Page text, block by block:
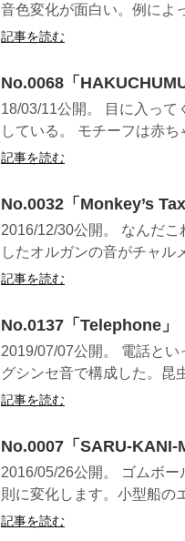
音色変化が面白い。例によ
記事を読む
No.0068「
18/03/11公開。 目に入って
している。 モチーフは赤
記事を読む
No.0032「Monkey’s
2016/12/30公開。 なんだ
したオルガンの音がチャル
記事を読む
No.0137「Telephone」
2019/07/07公開。 電話と
グシンセ音で構成した。昆
記事を読む
No.0007「SARU-KANI-
2016/05/26公開。 ゴムボ
則に変化します。小型船の
記事を読む